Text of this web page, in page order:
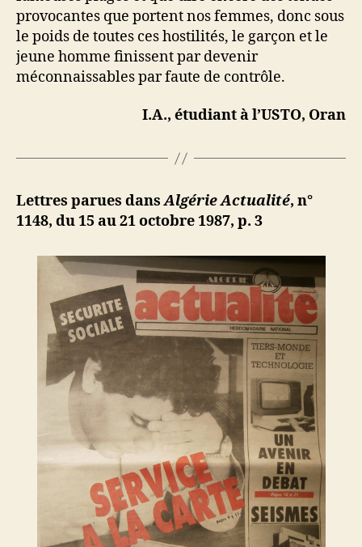
provocantes que portent nos femmes, donc sous
le poids de toutes ces hostilités, le garçon et le
jeune homme finissent par devenir
méconnaissables par faute de contrôle.
I.A., étudiant à l’USTO, Oran
Lettres parues dansAlgérie Actualité, n°
1148, du 15 au 21 octobre 1987, p. 3